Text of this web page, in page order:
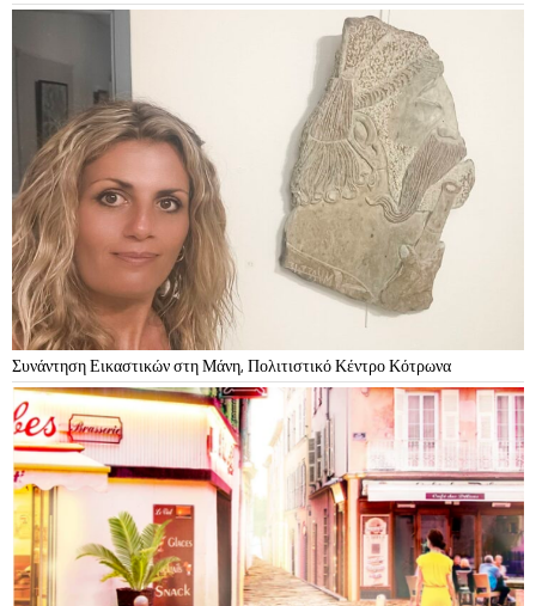
Συνάντηση Εικαστικών στη Μάνη, Πολιτιστικό Κέντρο Κότρωνα